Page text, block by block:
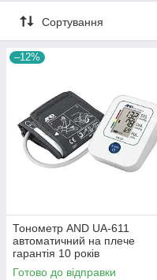
Сортування
–12%
Тонометр AND UA-611
автоматичний на плече
гарантія 10 років
Готово до відправки